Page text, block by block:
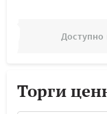
Доступно
Торги